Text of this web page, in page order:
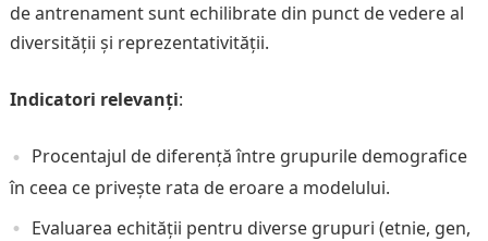
de antrenament sunt echilibrate din punct de vedere al
diversității și reprezentativității.
Indicatori relevanți:
Procentajul de diferență între grupurile demografice
în ceea ce privește rata de eroare a modelului.
Evaluarea echității pentru diverse grupuri (etnie, gen,